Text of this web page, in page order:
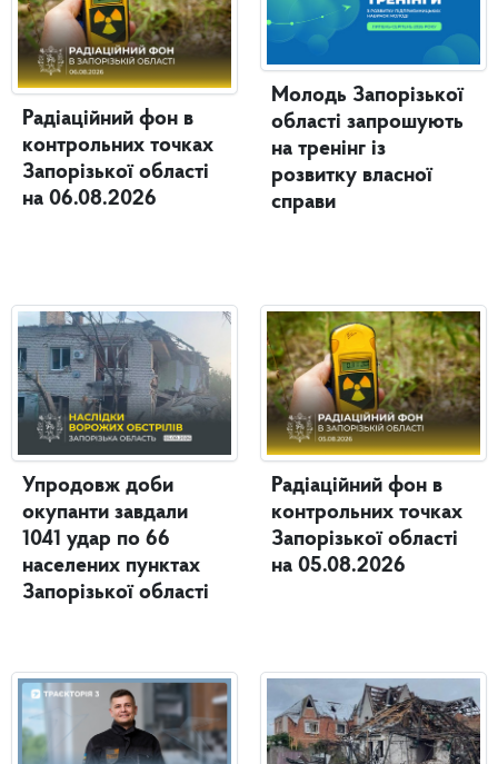
Радіаційний фон в
контрольних точках
Запорізької області
на 06.08.2026
Упродовж доби
окупанти завдали
1041 удар по 66
населених пунктах
Запорізької області
Молодь Запорізької
області запрошують
на тренінг із
розвитку власної
справи
Радіаційний фон в
контрольних точках
Запорізької області
на 05.08.2026